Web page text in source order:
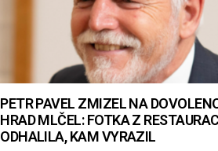
PETR PAVEL ZMIZEL NA
HRAD MLČEL: FOTKA Z
ODHALILA, KAM VYRAZIL